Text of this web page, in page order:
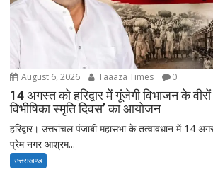
August 6, 2026 Taaaza Times 0
14 अगस्त को हरिद्वार में गूंजेगी विभाजन के वीरों
विभीषिका स्मृति दिवस’ का आयोजन
हरिद्वार। उत्तरांचल पंजाबी महासभा के तत्वावधान में 14
प्रेम नगर आश्रम...
उत्तराखण्ड